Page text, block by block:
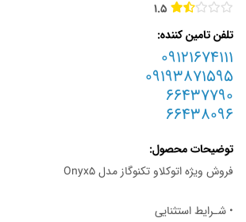
1.5
تلفن تامین کننده
09121674111
09193871595
66437790
66438096
توضیحات محصول
فروش ويژه اتوكلاو تكنوگاز مدل Onyx5
• شـرايط استثنايى